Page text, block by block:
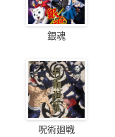
銀魂
呪術廻戦